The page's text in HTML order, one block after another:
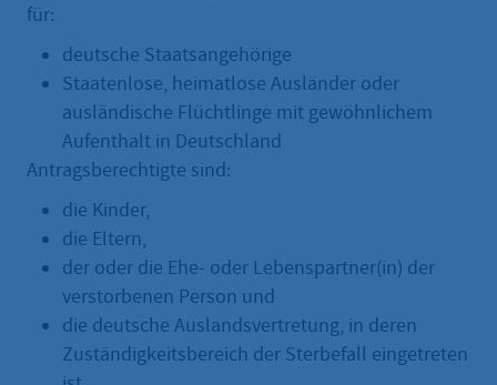
für:
deutsche Staatsangehörige
Staatenlose, heimatlose Ausländer oder
ausländische Flüchtlinge mit gewöhnlichem
Aufenthalt in Deutschland
Antragsberechtigte sind:
die Kinder,
die Eltern,
der oder die Ehe- oder Lebenspartner(in) der
verstorbenen Person und
die deutsche Auslandsvertretung, in deren
Zuständigkeitsbereich der Sterbefall eingetreten